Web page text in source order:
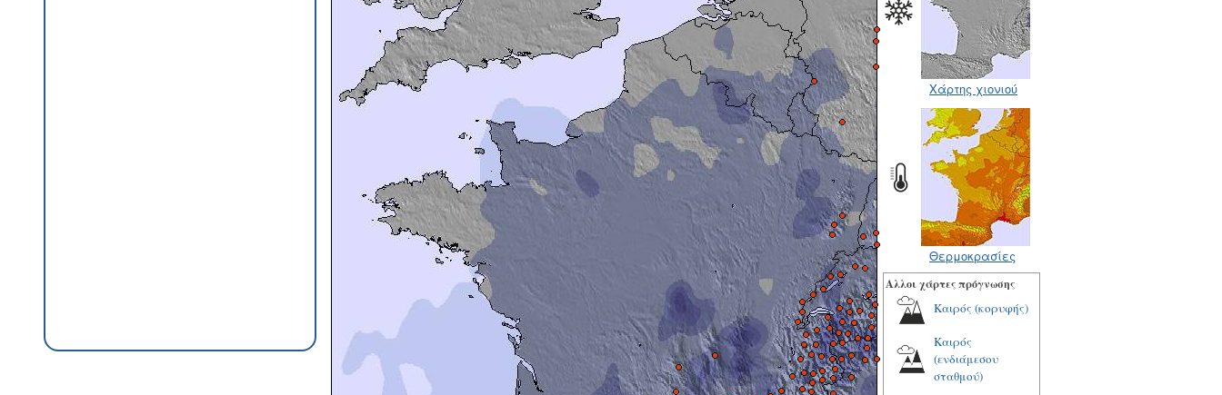
Χάρτης χιονιού
Θερμοκρασίες
Αλλοι χάρτες πρόγνωσης
Καιρός (κορυφής)
Καιρός
(ενδιάμεσου
σταθμού)